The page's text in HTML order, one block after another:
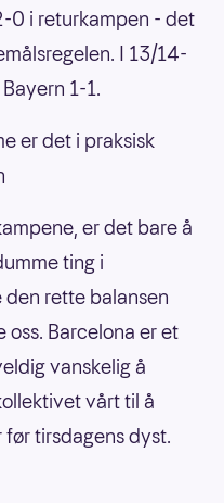
0 i returkampen - det
I 13/14-
1-1.
er det i praksisk
er det bare å
ting i
rette balansen
oss. Barcelona er et
vanskelig å
vårt til å
tirsdagens dyst.